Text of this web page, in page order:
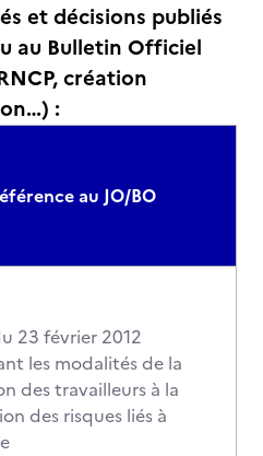
et décisions publiés
au Bulletin Officiel
création
:
au JO/BO
23 février 2012
les modalités de la
des travailleurs à la
des risques liés à